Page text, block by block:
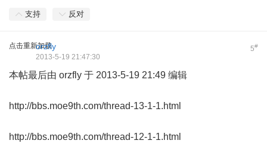
支持 反对
点击重新加载 5#
orzfly
2013-5-19 21:47:30
本帖最后由 orzfly 于 2013-5-19 21:49 编辑
http://bbs.moe9th.com/thread-13-1-1.html
http://bbs.moe9th.com/thread-12-1-1.html